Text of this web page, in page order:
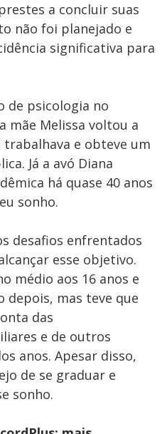
a concluir suas
não foi planejado e
significativa para
de psicologia no
mãe Melissa voltou a
e obteve um
Já a avó Diana
há quase 40 anos
sonho.
desafios enfrentados
esse objetivo.
médio aos 16 anos e
depois, mas teve que
das
e de outros
anos. Apesar disso,
de se graduar e
sonho.